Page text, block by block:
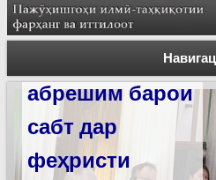
Силсилаи
ёдгориҳои роҳи
абрешим барои
сабт дар
феҳристи